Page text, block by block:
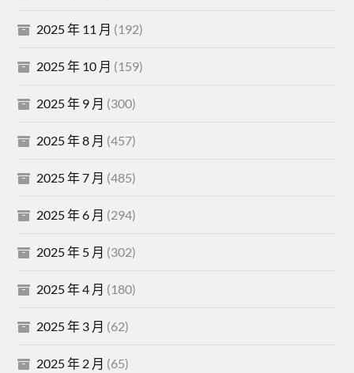
2025 年 11 月 (192)
2025 年 10 月 (159)
2025 年 9 月 (300)
2025 年 8 月 (457)
2025 年 7 月 (485)
2025 年 6 月 (294)
2025 年 5 月 (302)
2025 年 4 月 (180)
2025 年 3 月 (62)
2025 年 2 月 (65)